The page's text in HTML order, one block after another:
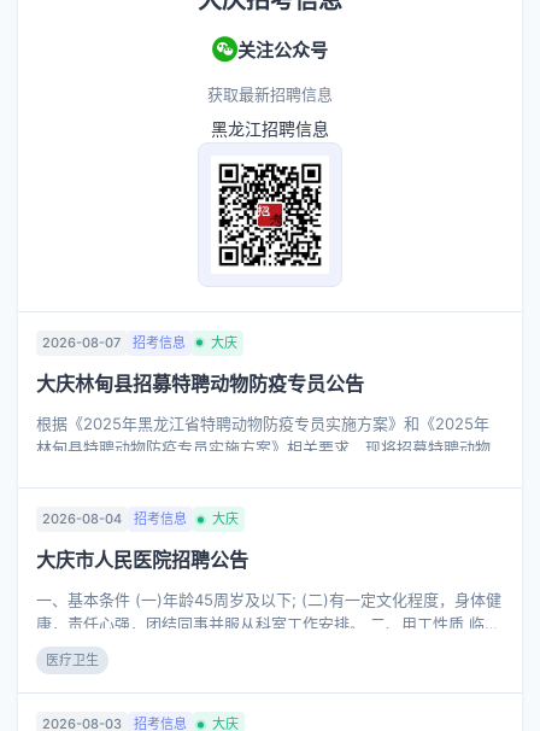
关注公众号
获取最新招聘信息
黑龙江招聘信息
2026-08-07 招考信息 大庆
大庆林甸县招募特聘动物防疫专员公告
根据《2025年黑龙江省特聘动物防疫专员实施方案》和《2025年
林甸县特聘动物防疫专员实施方案》相关要求，现将招募特聘动物
疫专员20名。 二、招募对象及报名条件 1、基本条件：一是严格遵
守国家的法律法规，无违法违纪记录；二是具有较高的技术专长和
度责任心、服务意识和良好的协调沟通能力；三是年龄在48周岁及
以下，身体健康，能履行岗位职责，服从县畜牧兽医局对岗位的安
排和调整。
2026-08-04 招考信息 大庆
大庆市人民医院招聘公告
一、基本条件 (一)年龄45周岁及以下; (二)有一定文化程度，身体健
康，责任心强，团结同事并服从科室工作安排。 二、用工性质 临时
工。 三、工资待遇 (一)工资执行大庆市最低工资标准; (二)单位为其
缴纳“五险”(医疗、养老、工伤、生育、失业)中的单位应缴部分。
四、报名材料、地址、截止时间及联系电话 (一)报名材料：携带本
人身份证、毕业证(复印件一份)、无犯罪记录证明、二寸照片一张
医疗卫生
2026-08-03 招考信息 大庆